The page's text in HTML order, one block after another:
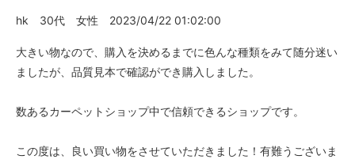
hk 30代 女性 2023/04/22 01:02:00
大きい物なので、購入を決めるまでに色んな種類をみて随分迷い
ましたが、品質見本で確認ができ購入しました。
数あるカーペットショップ中で信頼できるショップです。
この度は、良い買い物をさせていただきました！有難うございま